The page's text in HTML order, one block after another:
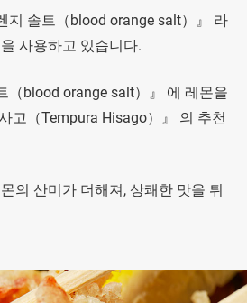
지 솔트（blood orange salt）』 라
사용하고 있습니다.
（blood orange salt）』 에 레몬을
고（Tempura Hisago）』 의 추천
의 산미가 더해져, 상쾌한 맛을 튀